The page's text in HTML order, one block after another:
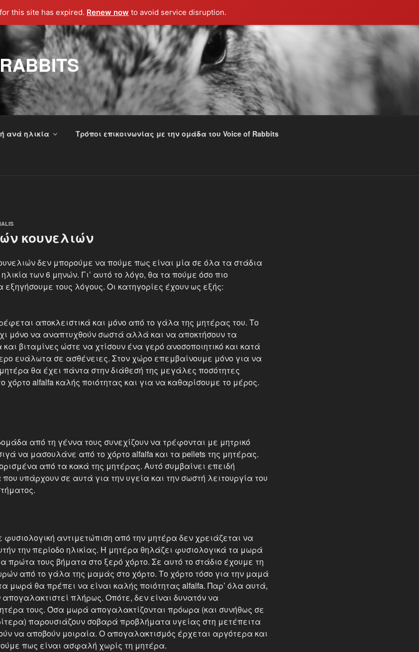
this site has expired. Renew now to avoid service disruption.
ανά ηλικία Τρόποι επικοινωνίας με την ομάδα του Voice of Rabbits
κουνελιών
δεν μπορούμε να πούμε πως είναι μία σε όλα τα στάδια
των 6 μηνών. Γι’ αυτό το λόγο, θα τα πούμε όσο πιο
εξηγήσουμε τους λόγους. Οι κατηγορίες έχουν ως εξής:
αποκλειστικά και μόνο από το γάλα της μητέρας του. Το
μόνο να αναπτυχθούν σωστά αλλά και να αποκτήσουν τα
βιταμίνες ώστε να χτίσουν ένα γερό ανοσοποιητικό και κατά
ευάλωτα σε ασθένειες. Στον χώρο επεμβαίνουμε μόνο για να
θα έχει πάντα στην διάθεσή της μεγάλες ποσότητες
χόρτο alfalfa καλής ποιότητας και για να καθαρίσουμε το μέρος.
από τη γέννα τους συνεχίζουν να τρέφονται με μητρικό
να μασουλάνε από το χόρτο alfalfa και τα pellets της μητέρας.
από τα κακά της μητέρας. Αυτό συμβαίνει επειδή
υπάρχουν σε αυτά για την υγεία και την σωστή λειτουργία του
αντιμετώπιση από την μητέρα δεν χρειάζεται να
την περίοδο ηλικίας. Η μητέρα θηλάζει φυσιολογικά τα μωρά
πρώτα τους βήματα στο ξερό χόρτο. Σε αυτό το στάδιο έχουμε τη
από το γάλα της μαμάς στο χόρτο. Το χόρτο τόσο για την μαμά
μωρά θα πρέπει να είναι καλής ποιότητας alfalfa. Παρ’ όλα αυτά,
πλήρως. Οπότε, δεν είναι δυνατόν να
τους. Όσα μωρά απογαλακτίζονται πρόωρα (και συνήθως σε
παρουσιάζουν σοβαρά προβλήματα υγείας στη μετέπειτα
να αποβούν μοιραία. Ο απογαλακτισμός έρχεται αργότερα και
πως είναι ασφαλή χωρίς τη μητέρα.